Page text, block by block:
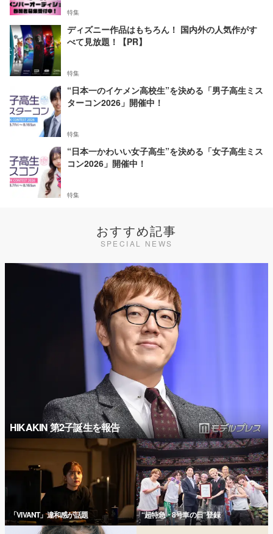
特集
ディズニー作品はもちろん！ 国内外の人気作がす
べて見放題！【PR】
特集
“日本一のイケメン高校生”を決める「男子高生ミス
ターコン2026」開催中！
特集
“日本一かわいい女子高生”を決める「女子高生ミス
コン2026」開催中！
特集
おすすめ記事
SPECIAL NEWS
HIKAKIN 第2子誕生を報告
「VIVANT」違和感が話題 “超特急・8号車の日”登録